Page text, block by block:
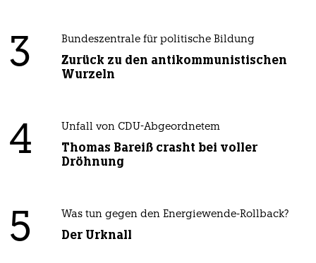
3 Bundeszentrale für politische Bildung
Zurück zu den antikommunistischen
Wurzeln
4 Unfall von CDU-Abgeordnetem
Thomas Bareiß crasht bei voller
Dröhnung
5 Was tun gegen den Energiewende-Rollback?
Der Urknall